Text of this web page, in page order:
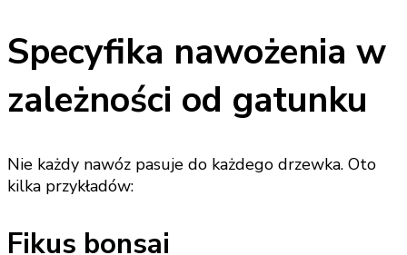
Specyfika nawożenia w
zależności od gatunku
Nie każdy nawóz pasuje do każdego drzewka. Oto
kilka przykładów:
Fikus bonsai